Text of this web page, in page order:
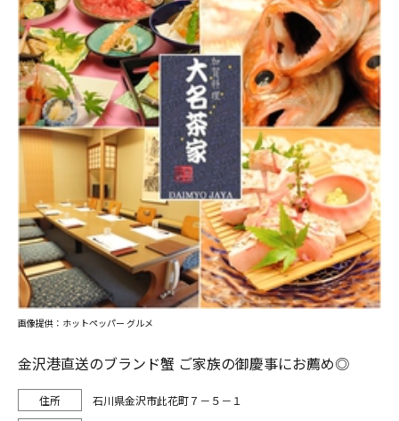
金沢港直送のブランド蟹 ご家族の御慶事にお薦め◎
石川県金沢市此花町７－５－１
画像提供：ホットペッパー グルメ